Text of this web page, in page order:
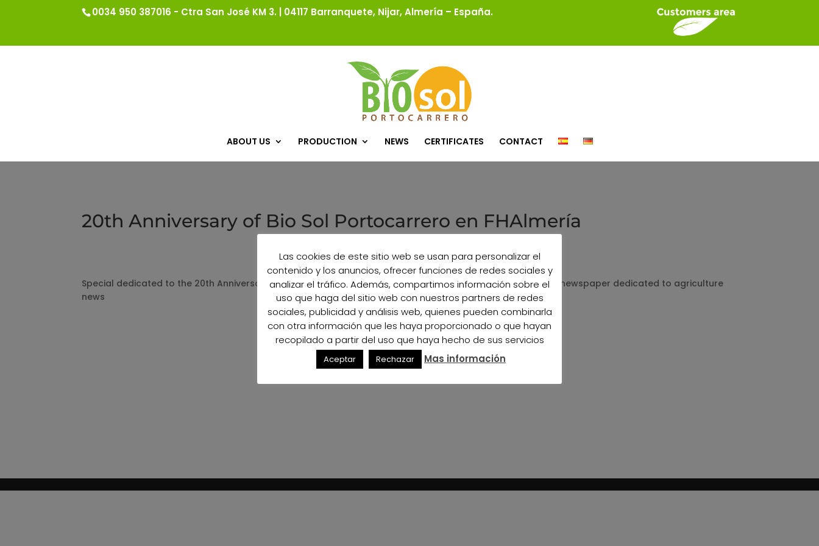
0034 950 387016 - Ctra San José KM 3. | 04117 Barranquete, Nijar, Almería – España.
ABOUT US PRODUCTION NEWS CERTIFICATES CONTACT
20th Anniversary of Bio Sol Portocarrero en FHAlmería
Special dedicated to the 20th Anniversary of Bio Sol Portocarrero in April 2019 printed edition of FhAlmería, newspaper dedicated to agriculture
news
Las cookies de este sitio web se usan para personalizar el
contenido y los anuncios, ofrecer funciones de redes sociales y
analizar el tráfico. Además, compartimos información sobre el
uso que haga del sitio web con nuestros partners de redes
sociales, publicidad y análisis web, quienes pueden combinarla
con otra información que les haya proporcionado o que hayan
recopilado a partir del uso que haya hecho de sus servicios
Aceptar Rechazar Mas información